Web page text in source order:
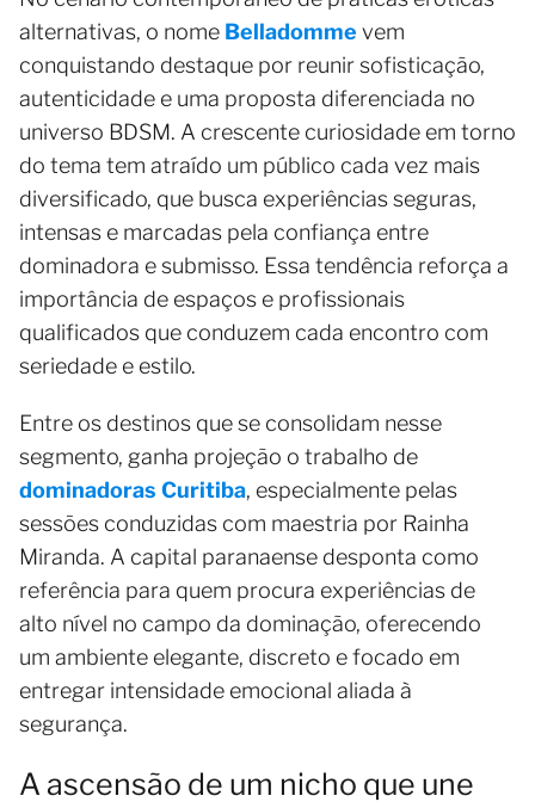
alternativas, o nome Belladomme vem
conquistando destaque por reunir sofisticação,
autenticidade e uma proposta diferenciada no
universo BDSM. A crescente curiosidade em torno
do tema tem atraído um público cada vez mais
diversificado, que busca experiências seguras,
intensas e marcadas pela confiança entre
dominadora e submisso. Essa tendência reforça a
importância de espaços e profissionais
qualificados que conduzem cada encontro com
seriedade e estilo.
Entre os destinos que se consolidam nesse
segmento, ganha projeção o trabalho de
dominadoras Curitiba, especialmente pelas
sessões conduzidas com maestria por Rainha
Miranda. A capital paranaense desponta como
referência para quem procura experiências de
alto nível no campo da dominação, oferecendo
um ambiente elegante, discreto e focado em
entregar intensidade emocional aliada à
segurança.
A ascensão de um nicho que une